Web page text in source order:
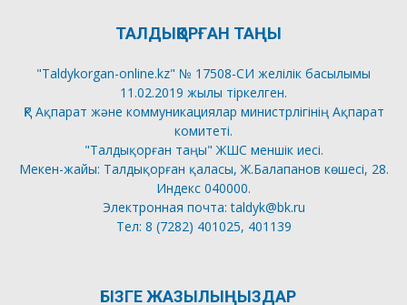
ТАЛДЫҚОРҒАН ТАҢЫ
"Taldykorgan-online.kz" № 17508-СИ желілік басылымы
11.02.2019 жылы тіркелген.
ҚР Ақпарат және коммуникациялар министрлігінің Ақпарат
комитеті.
"Талдықорған таңы" ЖШС меншік иесі.
Мекен-жайы: Талдықорған қаласы, Ж.Балапанов көшесі, 28.
Индекс 040000.
Электронная почта: taldyk@bk.ru
Тел: 8 (7282) 401025, 401139
БІЗГЕ ЖАЗЫЛЫҢЫЗДАР